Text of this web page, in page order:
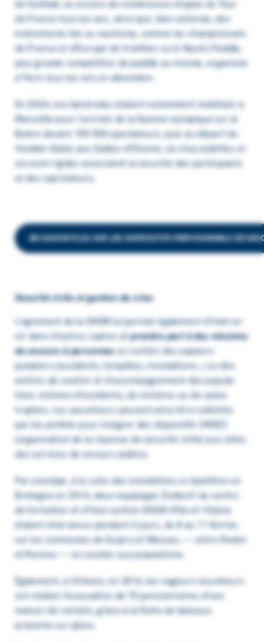
de foot­ball, ou encore de nombreuses étapes du Tour
de France tous les ans ; ainsi que, bien entendu, des
événe­ments liés au nautisme, comme les cham­pion­nats
de France et d’Eu­rope de triath­lon ou le Nautic Paddle,
plus grande compé­ti­tion de paddle au monde, orga­ni­sée
à Paris tous les ans en décembre.
En 2024, nos bénévoles étaient notamment mobilisés à
Marseille pour l’arrivée de la flamme olympique sur le
Belem devant 150 000 spectateurs, puis au départ du
Vendée Globe aux Sables-d’Olonne, où cinq vedettes et
six semi-rigides assuraient la sécurité des participants
et des spectateurs.
EN SAVOIR PLUS SUR LES DISPOSITIFS PRÉVISIONNELS DE
Sécu­rité civile et gestion de crise
L’agré­ment de la SNSM lui permet égale­ment d’in­ter­ve­
nir dans d’autres cadres etprendre part à des missions
de secours à personnesen renfort des sapeurs-
pompiers (acci­dents, tempêtes, inon­da­tions…) ou des
actions de soutien et d’ac­com­pa­gne­ment des popu­la­
tions victimes d’ac­ci­dents, de sinistres ou de catas­
trophes. Les sauve­teurs peuvent ainsi être solli­ci­tés
par les préfets pour inté­grer des dispo­si­tifs ORSEC
(orga­ni­sa­tion de la réponse de sécu­rité civile) aux côtés
des services de secours publics.
Par exemple, à la suite des inon­da­tions à répé­ti­tion en
Bretagne en 2014, deux équi­pages Zodiac© du centre
de forma­tion et d’in­ter­ven­tion SNSM d’Ille-et-Vilaine
étaient inter­ve­nus pendant 4 jours, du 8 au 11 février,
sur les communes de Guipry et Messac, — entre Redon
et Rennes — en soutien aux popu­la­tions.
Égale­ment, à Orléans, en 2016, les nageurs sauve­teurs
ont réalisé l’éva­cua­tion de 70 pension­naires d’une
maison de retraite, grâce à la flotte de bateaux
présente sur place.